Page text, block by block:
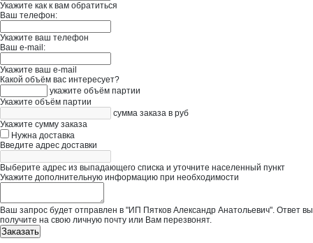
Укажите как к вам обратиться
Ваш телефон:
Укажите ваш телефон
Ваш e-mail:
Укажите ваш e-mail
Какой объём вас интересует?
укажите объём партии
Укажите объём партии
сумма заказа в руб
Укажите сумму заказа
Нужна доставка
Введите адрес доставки
Выберите адрес из выпадающего списка и уточните населенный пункт
Укажите дополнительную информацию при необходимости
Ваш запрос будет отправлен в "ИП Пятков Александр Анатольевич". Ответ вы
получите на свою личную почту или Вам перезвонят.
Заказать